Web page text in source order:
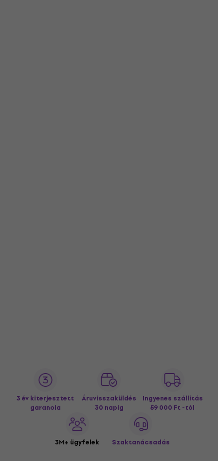
3 év kiterjesztett
garancia
Áruvisszaküldés
30 napig
Ingyenes szállítás
59 000 Ft -tól
3M+ ügyfelek Szaktanácsadás